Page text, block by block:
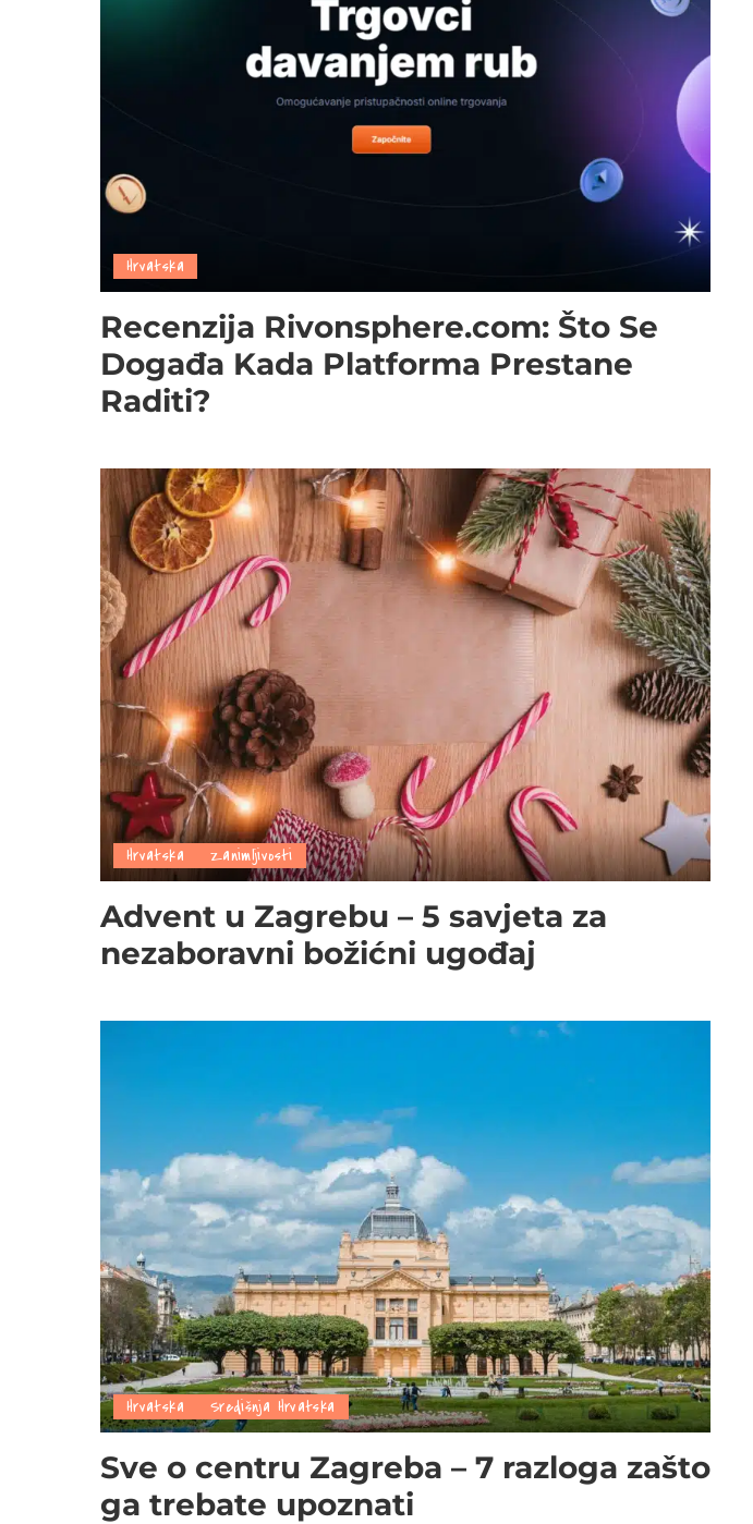
Hrvatska
Recenzija Rivonsphere.com: Što Se
Događa Kada Platforma Prestane
Raditi?
Hrvatska Zanimljivosti
Advent u Zagrebu – 5 savjeta za
nezaboravni božićni ugođaj
Hrvatska Središnja Hrvatska
Sve o centru Zagreba – 7 razloga zašto
ga trebate upoznati